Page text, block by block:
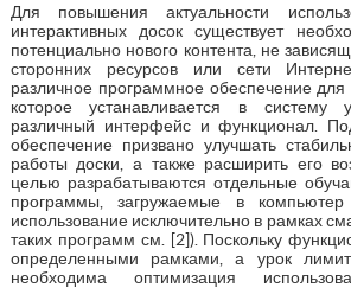
Для повышения актуальности
интерактивных досок существует
потенциально нового контента, не
сторонних ресурсов или сети
различное программное обеспечение для
которое устанавливается в систему
различный интерфейс и функционал.
обеспечение призвано улучшать
работы доски, а также расширить его
целью разрабатываются отдельные
программы, загружаемые в
использование исключительно в рамках
таких программ см. [2]). Поскольку
определенными рамками, а урок
необходима оптимизация